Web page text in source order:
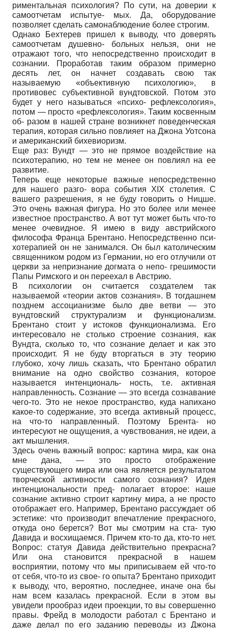
риментальная психология? По сути, на доверии к
самоотчетам испытуе- мых. Да, оборудование
позволяет сделать самонаблюдение более строгим.
Однако Бехтерев пришел к выводу, что доверять
самоотчетам душевно- больных нельзя, они не
отражают того, что непосредственно происходит в
сознании. Проработав таким образом примерно
десять лет, он начнет создавать свою так
называемую «объективную психологию», в
противовес субъективной вундтовской. Потом это
будет у него называться «психо- рефлексология»,
потом — просто «рефлексология». Таким косвенным
об- разом в нашей стране возникнет поведенческая
терапия, которая сильно повлияет на Джона Уотсона
и американский бихевиоризм.
Еще раз: Вундт — это не прямое воздействие на
психотерапию, но тем не менее он повлиял на ее
развитие.
Теперь еще некоторые важные непосредственно
для нашего разго- вора события XIX столетия. С
вашего разрешения, я не буду говорить о Ницше.
Это очень важная фигура. Но это более или менее
известное пространство. А вот тут может быть что-то
менее очевидное. Я имею в виду австрийского
философа Франца Брентано. Непосредственно пси-
хотерапией он не занимался. Он был католическим
священником родом из Германии, но его отлучили от
церкви за непризнание догмата о непо- грешимости
Папы Римского и он переехал в Австрию.
В психологии он считается создателем так
называемой «теории актов сознания». В тогдашнем
позднем ассоцианизме было две ветви — это
вундтовский структурализм и функционализм.
Брентано стоит у истоков функционализма. Его
интересовало не столько строение сознания, как
Вундта, сколько то, что сознание делает и как это
происходит. Я не буду вторгаться в эту теорию
глубоко, хочу лишь сказать, что Брентано обратил
внимание на одно свойство сознания, которое
называется интенциональ- ность, т.е. активная
направленность. Сознание — это всегда сознавание
чего-то. Это не некое пространство, куда напихано
какое-то содержание, это всегда активный процесс,
на что-то направленный. Поэтому Брента- но
интересуют не ощущения, а чувствования, не идеи, а
акт мышления.
Здесь очень важный вопрос: картина мира, как она
мне дана, — это просто отображение
существующего мира или она является результатом
творческой активности самого сознания? Идея
интенциональности пред- полагает второе: наше
сознание активно строит картину мира, а не просто
отображает его. Например, Брентано рассуждает об
эстетике: что производит впечатление прекрасного,
откуда оно берется? Вот мы смотрим на ста- тую
Давида и восхищаемся. Причем кто-то да, кто-то нет.
Вопрос: статуя Давида действительно прекрасна?
Или она становится прекрасной в нашем
восприятии, потому что мы приписываем ей что-то
от себя, что-то из свое- го опыта? Брентано приходит
к выводу, что, вероятно, последнее, иначе она бы
нам всем казалась прекрасной. Если в этом вы
увидели прообраз идеи проекции, то вы совершенно
правы. Фрейд в молодости работал с Брентано и
даже делал по его заданию переводы из Джона